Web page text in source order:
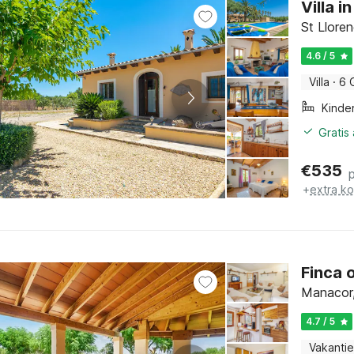
Villa
St
4.6 / 5
Villa · 6
Gratis
€535
+extra
Finca
4.7 / 5